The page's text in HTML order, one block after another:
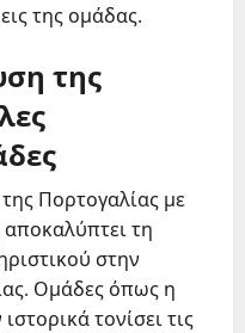
της ομάδας.
της
Πορτογαλίας με
τη
στην
Ομάδες όπως η
τονίσει τις